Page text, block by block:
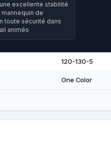
excellente stabilité
de
toute sécurité dans
animés
120-130-5
One Color